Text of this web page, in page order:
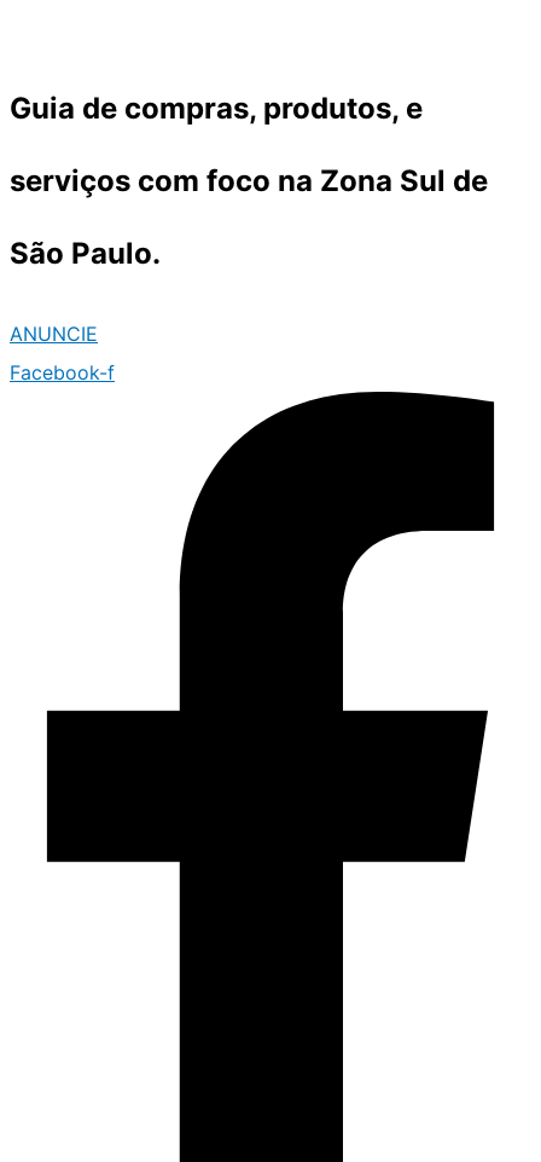
o
Guia de compras, produtos, e
serviços com foco na Zona Sul de
São Paulo.
ANUNCIE
Facebook-f